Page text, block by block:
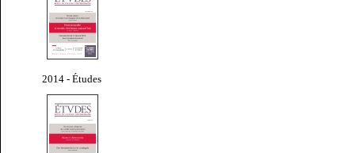
2014 - Études